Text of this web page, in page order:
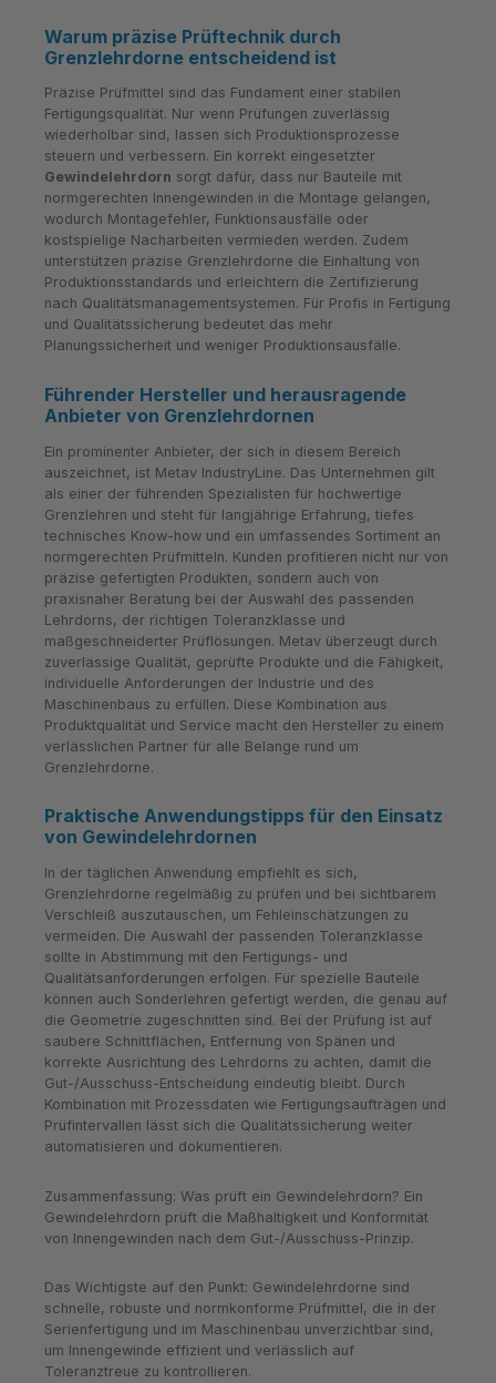
Warum präzise Prüftechnik durch
Grenzlehrdorne entscheidend ist
Präzise Prüfmittel sind das Fundament einer stabilen
Fertigungsqualität. Nur wenn Prüfungen zuverlässig
wiederholbar sind, lassen sich Produktionsprozesse
steuern und verbessern. Ein korrekt eingesetzter
Gewindelehrdorn sorgt dafür, dass nur Bauteile mit
normgerechten Innengewinden in die Montage gelangen,
wodurch Montagefehler, Funktionsausfälle oder
kostspielige Nacharbeiten vermieden werden. Zudem
unterstützen präzise Grenzlehrdorne die Einhaltung von
Produktionsstandards und erleichtern die Zertifizierung
nach Qualitätsmanagementsystemen. Für Profis in Fertigung
und Qualitätssicherung bedeutet das mehr
Planungssicherheit und weniger Produktionsausfälle.
Führender Hersteller und herausragende
Anbieter von Grenzlehrdornen
Ein prominenter Anbieter, der sich in diesem Bereich
auszeichnet, ist Metav IndustryLine. Das Unternehmen gilt
als einer der führenden Spezialisten für hochwertige
Grenzlehren und steht für langjährige Erfahrung, tiefes
technisches Know-how und ein umfassendes Sortiment an
normgerechten Prüfmitteln. Kunden profitieren nicht nur von
präzise gefertigten Produkten, sondern auch von
praxisnaher Beratung bei der Auswahl des passenden
Lehrdorns, der richtigen Toleranzklasse und
maßgeschneiderter Prüflösungen. Metav überzeugt durch
zuverlässige Qualität, geprüfte Produkte und die Fähigkeit,
individuelle Anforderungen der Industrie und des
Maschinenbaus zu erfüllen. Diese Kombination aus
Produktqualität und Service macht den Hersteller zu einem
verlässlichen Partner für alle Belange rund um
Grenzlehrdorne.
Praktische Anwendungstipps für den Einsatz
von Gewindelehrdornen
In der täglichen Anwendung empfiehlt es sich,
Grenzlehrdorne regelmäßig zu prüfen und bei sichtbarem
Verschleiß auszutauschen, um Fehleinschätzungen zu
vermeiden. Die Auswahl der passenden Toleranzklasse
sollte in Abstimmung mit den Fertigungs- und
Qualitätsanforderungen erfolgen. Für spezielle Bauteile
können auch Sonderlehren gefertigt werden, die genau auf
die Geometrie zugeschnitten sind. Bei der Prüfung ist auf
saubere Schnittflächen, Entfernung von Spänen und
korrekte Ausrichtung des Lehrdorns zu achten, damit die
Gut-/Ausschuss-Entscheidung eindeutig bleibt. Durch
Kombination mit Prozessdaten wie Fertigungsaufträgen und
Prüfintervallen lässt sich die Qualitätssicherung weiter
automatisieren und dokumentieren.
Zusammenfassung: Was prüft ein Gewindelehrdorn? Ein
Gewindelehrdorn prüft die Maßhaltigkeit und Konformität
von Innengewinden nach dem Gut-/Ausschuss-Prinzip.
Das Wichtigste auf den Punkt: Gewindelehrdorne sind
schnelle, robuste und normkonforme Prüfmittel, die in der
Serienfertigung und im Maschinenbau unverzichtbar sind,
um Innengewinde effizient und verlässlich auf
Toleranztreue zu kontrollieren.